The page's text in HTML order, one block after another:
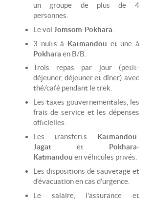
un groupe de plus de 4
personnes.
Le vol Jomsom-Pokhara
3 nuits à Katmandou et une à
Pokhara en B/B.
Trois repas par jour (petit-
déjeuner, déjeuner et dîner) avec
thé/café pendant le trek.
Les taxes gouvernementales, les
frais de service et les dépenses
officielles.
Les transferts Katmandou-
Jagatet Pokhara-
Katmandou en véhicules privés.
Les dispositions de sauvetage et
d'évacuation en cas d'urgence.
Le salaire, l'assurance et